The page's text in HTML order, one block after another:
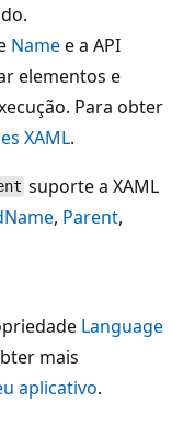
Namee a API
elementos e
Para obter
XAML.
suporte a XAML
, Parent,
Language
mais
aplicativo.